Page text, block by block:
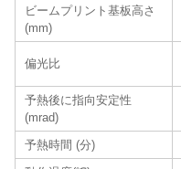
ビームプリント基板高さ
(mm)
偏光比
予熱後に指向安定性
(mrad)
予熱時間 (分)